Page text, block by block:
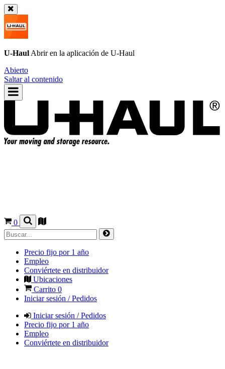
U-Haul Abrir en la aplicación de U-Haul
Abierto
Saltar al contenido
0
Precio fijo por 1 año
Empleo
Conviértete en distribuidor
Ubicaciones
Carrito 0
Iniciar sesión / Pedidos
Iniciar sesión / Pedidos
Precio fijo por 1 año
Empleo
Conviértete en distribuidor